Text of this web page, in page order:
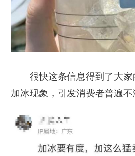
很快这条信息得到了大家
加冰现象，引发消费者普遍不